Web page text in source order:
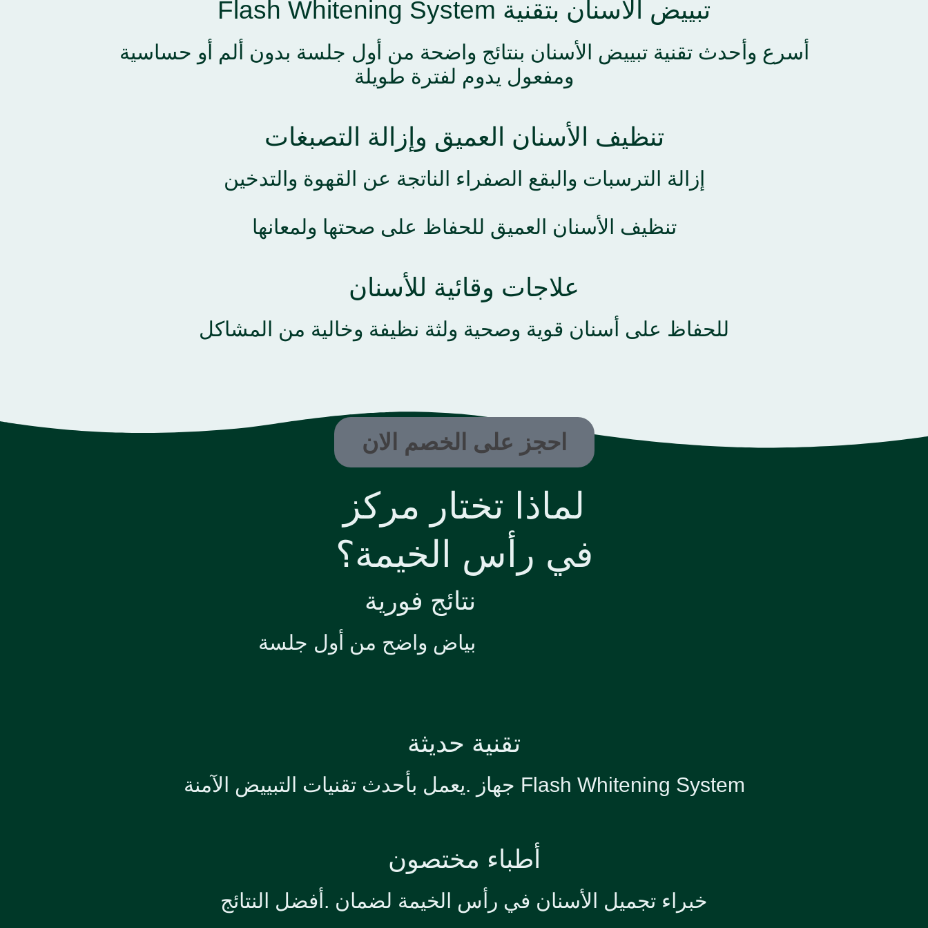
تبييض الأسنان بتقنية Flash Whitening System
أسرع وأحدث تقنية تبييض الأسنان بنتائج واضحة من أول جلسة بدون ألم أو حساسية
ومفعول يدوم لفترة طويلة
تنظيف الأسنان العميق وإزالة التصبغات
إزالة الترسبات والبقع الصفراء الناتجة عن القهوة والتدخين
تنظيف الأسنان العميق للحفاظ على صحتها ولمعانها
علاجات وقائية للأسنان
للحفاظ على أسنان قوية وصحية ولثة نظيفة وخالية من المشاكل
احجز على الخصم الان
لماذا تختار مركز
في رأس الخيمة؟
نتائج فورية
بياض واضح من أول جلسة
تقنية حديثة
Flash Whitening System جهاز .يعمل بأحدث تقنيات التبييض الآمنة
أطباء مختصون
خبراء تجميل الأسنان في رأس الخيمة لضمان .أفضل النتائج